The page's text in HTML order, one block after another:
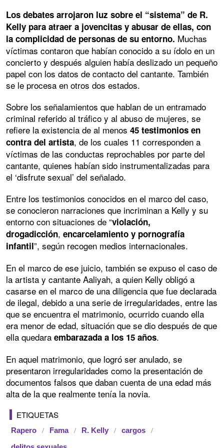
Los debates arrojaron luz sobre el “sistema” de R.
Kelly para atraer a jovencitas y abusar de ellas, con
la complicidad de personas de su entorno. Muchas
víctimas contaron que habían conocido a su ídolo en un
concierto y después alguien había deslizado un pequeño
papel con los datos de contacto del cantante. También
se le procesa en otros dos estados.
Sobre los señalamientos que hablan de un entramado
criminal referido al tráfico y al abuso de mujeres, se
refiere la existencia de al menos 45 testimonios en
contra del artista, de los cuales 11 corresponden a
víctimas de las conductas reprochables por parte del
cantante, quienes habían sido instrumentalizadas para
el ‘disfrute sexual’ del señalado.
Entre los testimonios conocidos en el marco del caso,
se conocieron narraciones que incriminan a Kelly y su
entorno con situaciones de “violación,
drogadicción, encarcelamiento y pornografía
infantil”, según recogen medios internacionales.
En el marco de ese juicio, también se expuso el caso de
la artista y cantante Aaliyah, a quien Kelly obligó a
casarse en el marco de una diligencia que fue declarada
de ilegal, debido a una serie de irregularidades, entre las
que se encuentra el matrimonio, ocurrido cuando ella
era menor de edad, situación que se dio después de que
ella quedara embarazada a los 15 años.
En aquel matrimonio, que logró ser anulado, se
presentaron irregularidades como la presentación de
documentos falsos que daban cuenta de una edad más
alta de la que realmente tenía la novia.
ETIQUETAS
Rapero Fama R. Kelly cargos